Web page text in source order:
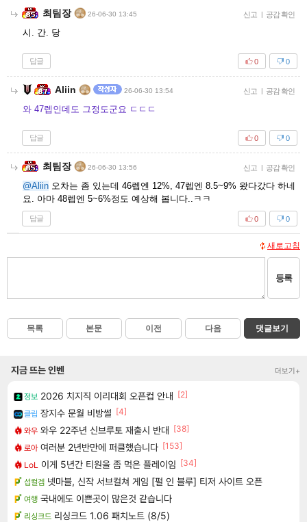
최팀장 26-06-30 13:45 신고 | 공감 확인
시. 간. 당
답글 0
0
Aliin 26-06-30 13:54 신고 | 공감 확인
와 47렙인데도 그정도군요 ㄷㄷㄷ
답글 0
0
최팀장 26-06-30 13:56 신고 | 공감 확인
@Aliin 오차는 좀 있는데 46렙엔 12%, 47렙엔 8.5~9% 왔다갔다 하네
요. 아마 48렙엔 5~6%정도 예상해 봅니다..ㅋㅋ
답글 0
0
새로고침
등록
목록 본문 이전 다음 댓글보기
지금 뜨는 인벤 더보기+
정보 2026 치지직 이리대회 오픈컵 안내 [2]
클립 장지수 문월 비방썰 [4]
와우 와우 22주년 신브루토 재출시 반대 [38]
로아 여러분 2년반만에 퍼클했습니다 [153]
LoL 이게 5년간 티원을 좀 먹은 플레이임 [34]
섭컬겜 넷마블, 신작 서브컬쳐 게임 [펄 인 블루] 티저 사이트 오픈
여행 국내에도 이쁜곳이 많은것 같습니다
리싱크드 리싱크드 1.06 패치노트 (8/5)